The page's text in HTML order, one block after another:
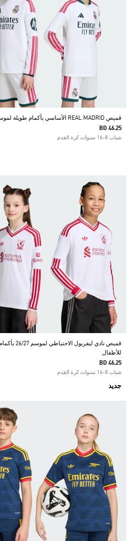
قميص REAL MADRID الأساسي بأكمام طويلة لموسم 26/27
BD 46.25
شباب 8-16 سنوات كرة القدم
قميص نادي ليفربول
للأطفال
BD 46.25
شباب 8-16 سنوات كرة القدم
جديد